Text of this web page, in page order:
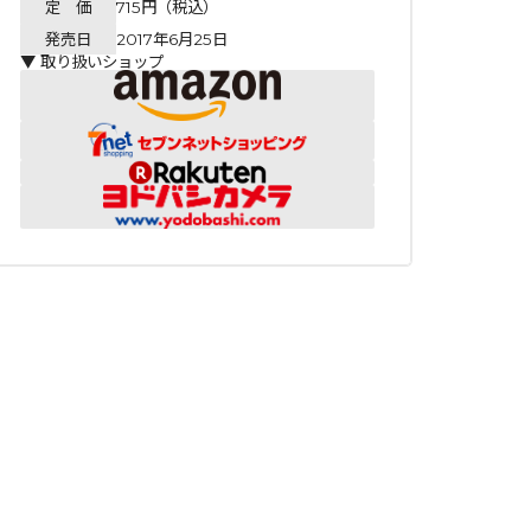
定 価
715円（税込）
発売日
2017年6月25日
▼ 取り扱いショップ